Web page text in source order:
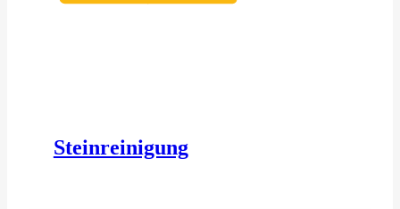
Steinreinigung